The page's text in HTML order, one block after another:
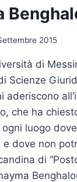
2015
di
Scienze
aderiscono
che ha
luogo
dove non
di